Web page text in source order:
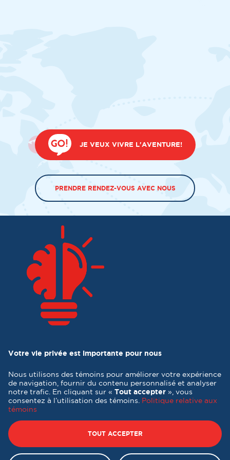
JE VEUX VIVRE L'AVENTURE!
PRENDRE RENDEZ-VOUS AVEC NOUS
Politique de confidentialité|Mes préférences cookies
Votre vie privée est importante pour nous
Nous utilisons des témoins pour améliorer votre expérience
de navigation, fournir du contenu personnalisé et analyser
notre trafic. En cliquant sur « Tout accepter », vous
consentez à l’utilisation des témoins. Politique relative aux
témoins
TOUT ACCEPTER